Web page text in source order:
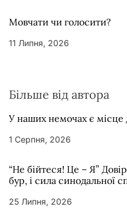
Мовчати чи голосити?
11 Липня, 2026
Більше від автора
У наших немочах є місце
1 Серпня, 2026
“Не бійтеся! Це – Я”
бур, і сила синодальної
25 Липня, 2026